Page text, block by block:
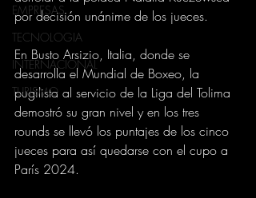
EMPRESAS
TECNOLOGIA
INTERNACIONAL
TURISMO
por decisión unánime de los jueces.
En Busto Arsizio, Italia, donde se
desarrolla el Mundial de Boxeo, la
pugilista al servicio de la Liga del Tolima
demostró su gran nivel y en los tres
rounds se llevó los puntajes de los cinco
jueces para así quedarse con el cupo a
París 2024.